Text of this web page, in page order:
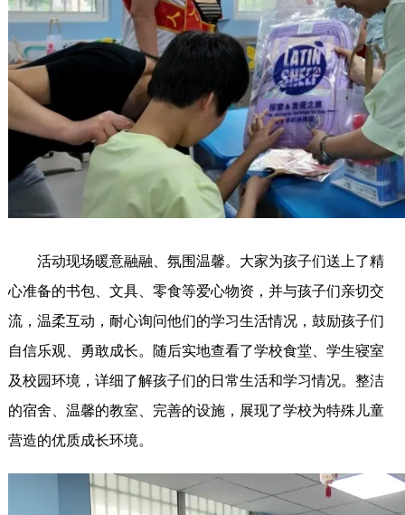
活动现场暖意融融、氛围温馨。大家为孩子们送上了精
心准备的书包、文具、零食等爱心物资，并与孩子们亲切交
流，温柔互动，耐心询问他们的学习生活情况，鼓励孩子们
自信乐观、勇敢成长。随后实地查看了学校食堂、学生寝室
及校园环境，详细了解孩子们的日常生活和学习情况。整洁
的宿舍、温馨的教室、完善的设施，展现了学校为特殊儿童
营造的优质成长环境。